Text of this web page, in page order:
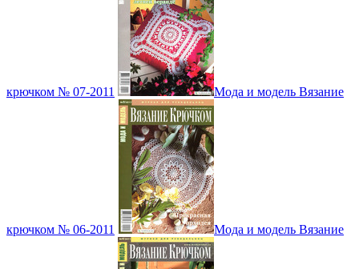
крючком № 07-2011 Мода и модель Вязание
крючком № 06-2011 Мода и модель Вязание